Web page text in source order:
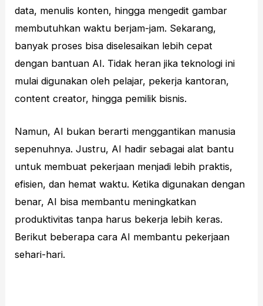
data, menulis konten, hingga mengedit gambar
membutuhkan waktu berjam-jam. Sekarang,
banyak proses bisa diselesaikan lebih cepat
dengan bantuan AI. Tidak heran jika teknologi ini
mulai digunakan oleh pelajar, pekerja kantoran,
content creator, hingga pemilik bisnis.
Namun, AI bukan berarti menggantikan manusia
sepenuhnya. Justru, AI hadir sebagai alat bantu
untuk membuat pekerjaan menjadi lebih praktis,
efisien, dan hemat waktu. Ketika digunakan dengan
benar, AI bisa membantu meningkatkan
produktivitas tanpa harus bekerja lebih keras.
Berikut beberapa cara AI membantu pekerjaan
sehari-hari.